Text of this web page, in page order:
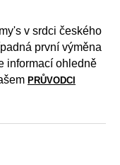
v srdci českého
první výměna
informací ohledně
PRŮVODCI